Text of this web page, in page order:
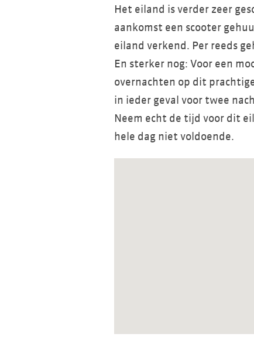
Het eiland is verder zeer
aankomst een scooter
eiland verkend. Per reeds
En sterker nog: Voor een
overnachten op dit
in ieder geval voor twee
Neem echt de tijd voor dit
hele dag niet voldoende.